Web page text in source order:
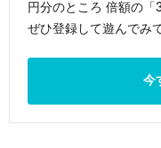
円分のところ 倍額の「
ぜひ登録して遊んでみ
今